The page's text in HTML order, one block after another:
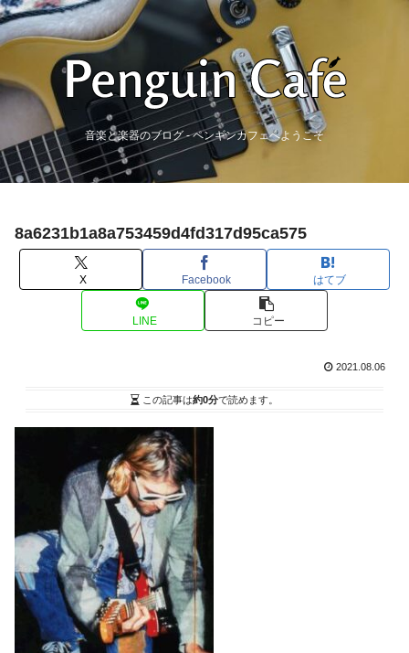
音楽と楽器のブログ - ペンギンカフェへようこそ
8a6231b1a8a753459d4fd317d95ca575
X Facebook はてブ
LINE コピー
2021.08.06
この記事は約0分で読めます。